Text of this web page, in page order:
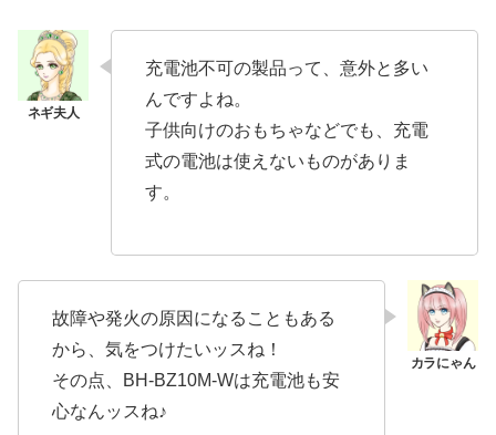
充電池不可の製品って、意外と多い
んですよね。
子供向けのおもちゃなどでも、充電
式の電池は使えないものがありま
す。
故障や発火の原因になることもある
から、気をつけたいッスね！
その点、BH-BZ10M-Wは充電池も安
心なんッスね♪